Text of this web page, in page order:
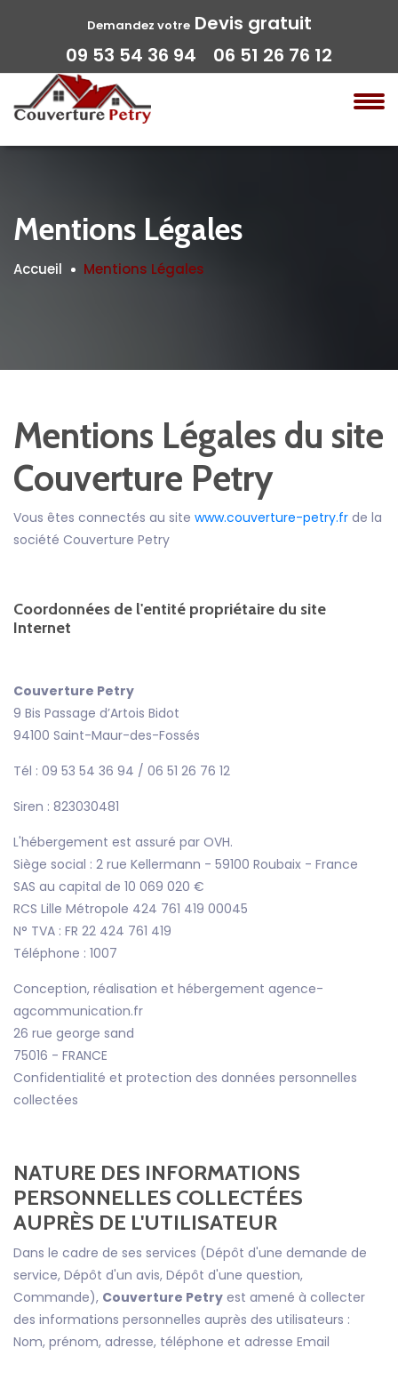
Demandez votreDevis gratuit
09 53 54 36 94
06 51 26 76 12
Mentions Légales
Accueil Mentions Légales
Mentions Légales du site
Couverture Petry
Vous êtes connectés au site www.couverture-petry.fr de la
société Couverture Petry
Coordonnées de l'entité propriétaire du site
Internet
Couverture Petry
9 Bis Passage d’Artois Bidot
94100 Saint-Maur-des-Fossés
Tél : 09 53 54 36 94 / 06 51 26 76 12
Siren : 823030481
L'hébergement est assuré par OVH.
Siège social : 2 rue Kellermann - 59100 Roubaix - France
SAS au capital de 10 069 020 €
RCS Lille Métropole 424 761 419 00045
N° TVA : FR 22 424 761 419
Téléphone : 1007
Conception, réalisation et hébergement agence-
agcommunication.fr
26 rue george sand
75016 - FRANCE
Confidentialité et protection des données personnelles
collectées
NATURE DES INFORMATIONS
PERSONNELLES COLLECTÉES
AUPRÈS DE L'UTILISATEUR
Dans le cadre de ses services (Dépôt d'une demande de
service, Dépôt d'un avis, Dépôt d'une question,
Commande), Couverture Petry est amené à collecter
des informations personnelles auprès des utilisateurs :
Nom, prénom, adresse, téléphone et adresse Email